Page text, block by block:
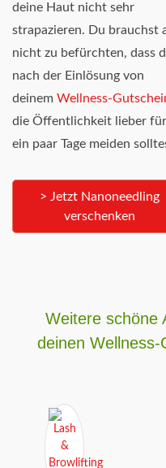
deine Haut nicht sehr
strapazieren. Du brauchst
nicht zu befürchten, dass
nach der Einlösung von
deinem Wellness-
die Öffentlichkeit lieber für
ein paar Tage meiden
> Jetzt Nanoneedling
verschenken
Weitere schöne
deinen